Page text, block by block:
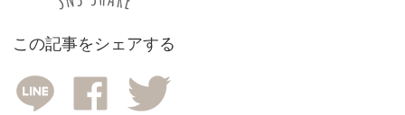
この記事をシェアする